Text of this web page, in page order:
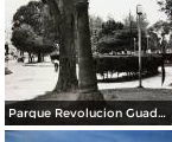
Parque Revolucion Guadalajara, Jalisco.